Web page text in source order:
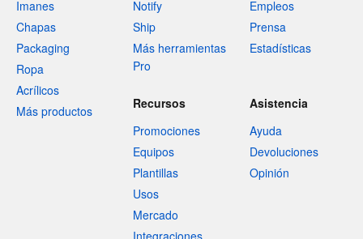
Imanes
Chapas
Packaging
Ropa
Acrílicos
Más productos
Notify
Ship
Más herramientas
Pro
Empleos
Prensa
Estadísticas
Recursos
Promociones
Equipos
Plantillas
Usos
Mercado
Integraciones
Asistencia
Ayuda
Devoluciones
Opinión